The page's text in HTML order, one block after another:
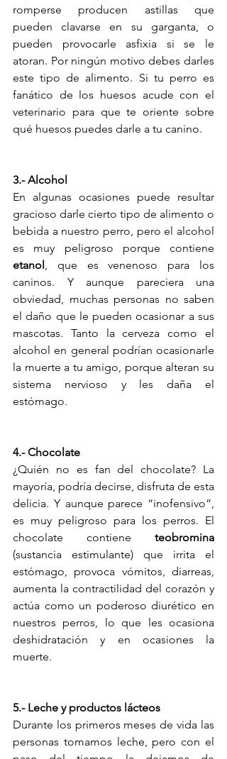
romperse producen astillas que
pueden clavarse en su garganta, o
pueden provocarle asfixia si se le
atoran. Por ningún motivo debes darles
este tipo de alimento. Si tu perro es
fanático de los huesos acude con el
veterinario para que te oriente sobre
qué huesos puedes darle a tu canino.
3.- Alcohol
En algunas ocasiones puede resultar
gracioso darle cierto tipo de alimento o
bebida a nuestro perro, pero el alcohol
etanol, que es venenoso para los
caninos. Y aunque pareciera una
obviedad, muchas personas no saben
el daño que le pueden ocasionar a sus
mascotas. Tanto la cerveza como el
alcohol en general podrían ocasionarle
la muerte a tu amigo, porque alteran su
sistema nervioso y les daña el
estómago.
4.- Chocolate
¿Quién no es fan del chocolate? La
mayoría, podría decirse, disfruta de esta
delicia. Y aunque parece “inofensivo”,
es muy peligroso para los perros. El
chocolate contiene teobromina
(sustancia estimulante) que irrita el
estómago, provoca vómitos, diarreas,
aumenta la contractilidad del corazón y
actúa como un poderoso diurético en
nuestros perros, lo que les ocasiona
deshidratación y en ocasiones la
muerte.
5.- Leche y productos lácteos
Durante los primeros meses de vida las
personas tomamos leche, pero con el